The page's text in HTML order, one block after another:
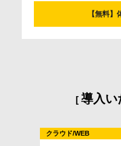
【無料】
導入い
クラウド/WEB